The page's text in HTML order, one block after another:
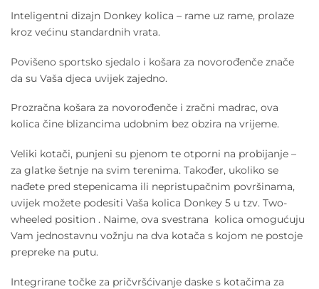
Inteligentni dizajn Donkey kolica – rame uz rame, prolaze
kroz većinu standardnih vrata.
Povišeno sportsko sjedalo i košara za novorođenče znače
da su Vaša djeca uvijek zajedno.
Prozračna košara za novorođenče i zračni madrac, ova
kolica čine blizancima udobnim bez obzira na vrijeme.
Veliki kotači, punjeni su pjenom te otporni na probijanje –
za glatke šetnje na svim terenima. Također, ukoliko se
nađete pred stepenicama ili nepristupačnim površinama,
uvijek možete podesiti Vaša kolica Donkey 5 u tzv. Two-
wheeled position . Naime, ova svestrana kolica omogućuju
Vam jednostavnu vožnju na dva kotača s kojom ne postoje
prepreke na putu.
Integrirane točke za pričvršćivanje daske s kotačima za